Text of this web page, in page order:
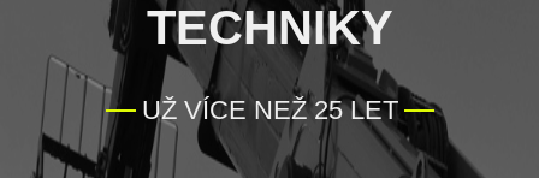
TECHNIKY
UŽ VÍCE NEŽ 25 LET